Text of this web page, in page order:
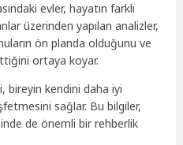
evler, hayatın farklı
üzerinden yapılan analizler,
ön planda olduğunu ve
ortaya koyar.
bireyin kendini daha iyi
sağlar. Bu bilgiler,
de önemli bir rehberlik